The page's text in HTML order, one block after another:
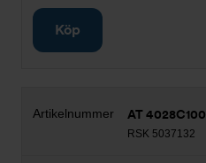
Köp
AT 4028C100
RSK 5037132